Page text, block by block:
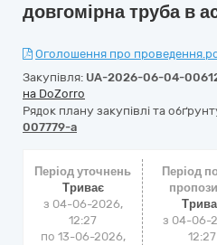
довгомірна труба в
Оголошення про
Закупівля: UA-2026-06-04-
на DoZorro
Рядок плану закупівлі та
007779-a
Період уточнень
Триває
з 04-06-2026,
12:27
по 13-06-2026,
Період
з 04-06-
12:27